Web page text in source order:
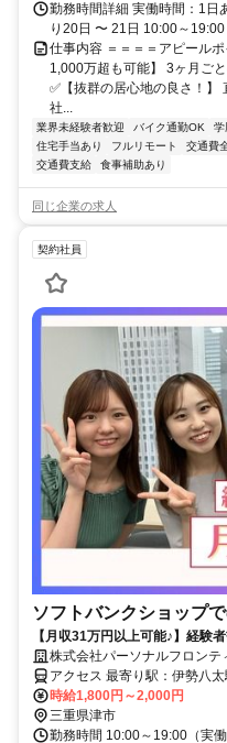
勤務時間詳細 実働時間：1日
り20日 〜 21日 10:00～
仕事内容 ＝＝＝＝アピール
1,000万超も可能】 3ヶ月ご
✅【抜群の居心地の良さ！】
社...
業界未経験者歓迎 バイク通勤OK 学
住宅手当あり
フルリモート 交通費
交通費支給
食事補助あり
同じ企業の求人
契約社員
ソフトバンクショップ
【月収31万円以上可能♪】経験
フルタイム！即日ok★
株式会社パーソナルフロン
アクセス 最寄り駅：伊勢八太
時給1,800円～2,000円
三重県津市
勤務時間 10:00～19:00（実